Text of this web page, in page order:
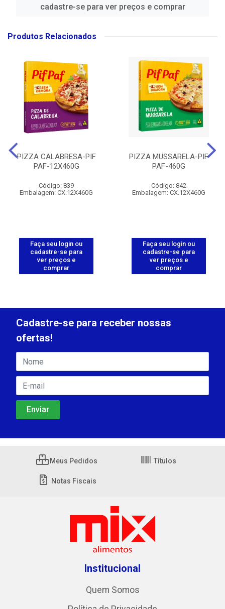
cadastre-se para ver preços e comprar
Produtos Relacionados
PIZZA CALABRESA-PIF
PAF-12X460G
Código: 839
Embalagem: CX.12X460G
Faça seu login ou
cadastre-se para
ver preços e
comprar
PIZZA MUSSARELA-PIF
PAF-460G
Código: 842
Embalagem: CX.12X460G
Faça seu login ou
cadastre-se para
ver preços e
comprar
Cadastre-se para receber nossas
ofertas!
Meus Pedidos Títulos
Notas Fiscais
Institucional
Quem Somos